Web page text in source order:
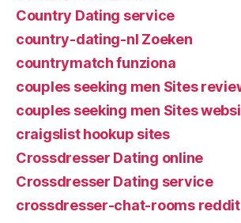
Country Dating service
country-dating-nl Zoeken
countrymatch funziona
couples seeking men Sites
couples seeking men Sites
craigslist hookup sites
Crossdresser Dating online
Crossdresser Dating service
crossdresser-chat-rooms reddit